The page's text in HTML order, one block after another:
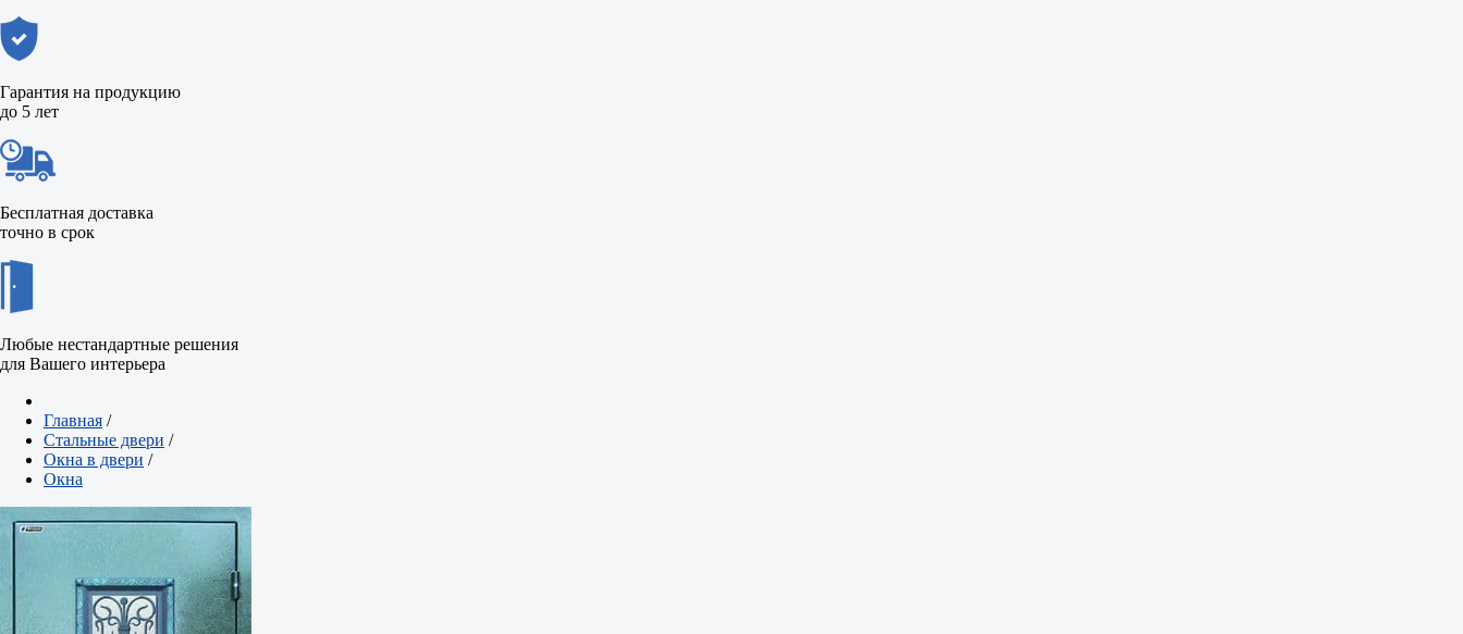
Гарантия на продукцию
до 5 лет
Бесплатная доставка
точно в срок
Любые нестандартные решения
для Вашего интерьера
Главная /
Стальные двери /
Окна в двери /
Окна